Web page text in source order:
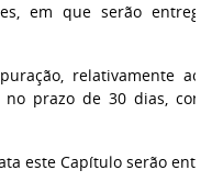
em que serão
relativamente ao
prazo de 30 dias,
este Capítulo serão